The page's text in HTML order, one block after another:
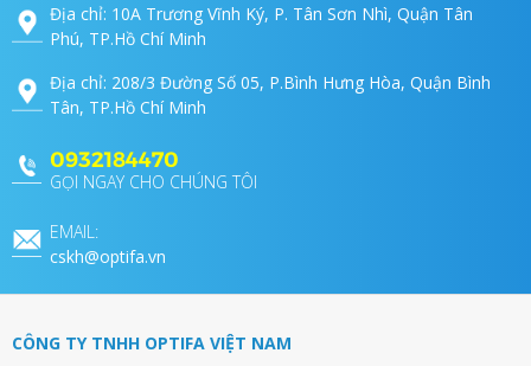
Địa chỉ: 10A Trương Vĩnh Ký, P. Tân Sơn Nhì, Quận Tân
Phú, TP.Hồ Chí Minh
Địa chỉ: 208/3 Đường Số 05, P.Bình Hưng Hòa, Quận Bình
Tân, TP.Hồ Chí Minh
0932184470
GỌI NGAY CHO CHÚNG TÔI
EMAIL:
cskh@optifa.vn
CÔNG TY TNHH OPTIFA VIỆT NAM